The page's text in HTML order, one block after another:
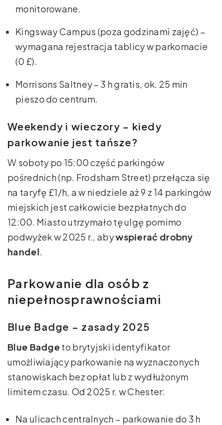
monitorowane.
Kingsway Campus (poza godzinami zajęć) –
wymagana rejestracja tablicy w parkomacie
(0 £).
Morrisons Saltney – 3 h gratis, ok. 25 min
pieszo do centrum.
Weekendy i wieczory – kiedy
parkowanie jest tańsze?
W soboty po 15:00 część parkingów
pośrednich (np. Frodsham Street) przełącza się
na taryfę £1/h, a w niedziele aż 9 z 14 parkingów
miejskich jest całkowicie bezpłatnych do
12:00. Miasto utrzymało tę ulgę pomimo
podwyżek w 2025 r., abywspierać drobny
handel
Parkowanie dla osób z
niepełnosprawnościami
Blue Badge – zasady 2025
Blue Badge to brytyjski identyfikator
umożliwiający parkowanie na wyznaczonych
stanowiskach bez opłat lub z wydłużonym
limitem czasu. Od 2025 r. w Chester:
Na ulicach centralnych – parkowanie do 3 h